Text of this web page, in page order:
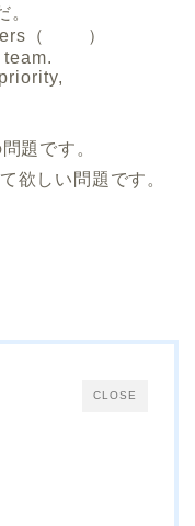
。
（ ）
題です。
欲しい問題です。
CLOSE